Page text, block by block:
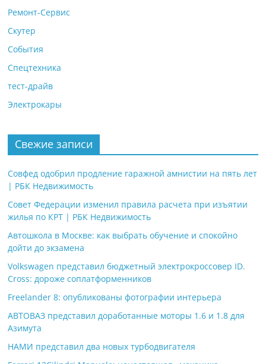
Ремонт-Сервис
Скутер
События
Спецтехника
тест-драйв
Электрокары
Свежие записи
Совфед одобрил продление гаражной амнистии на пять лет
| РБК Недвижимость
Совет Федерации изменил правила расчета при изъятии
жилья по КРТ | РБК Недвижимость
Автошкола в Москве: как выбрать обучение и спокойно
дойти до экзамена
Volkswagen представил бюджетный электрокроссовер ID.
Cross: дороже соплатформенников
Freelander 8: опубликованы фотографии интерьера
АВТОВАЗ представил доработанные моторы 1.6 и 1.8 для
Азимута
НАМИ представил два новых турбодвигателя